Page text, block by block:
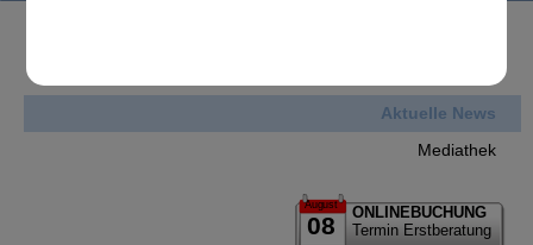
Aktuelle News
Mediathek
August
08
ONLINEBUCHUNG
Termin Erstberatung